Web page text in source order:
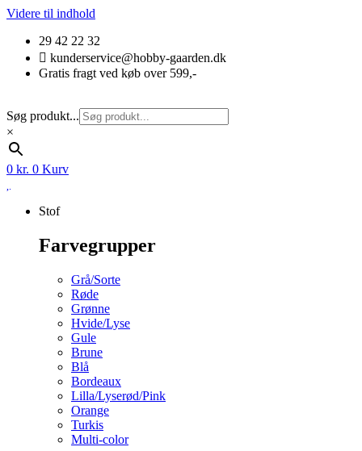
Videre til indhold
29 42 22 32
kunderservice@hobby-gaarden.dk
Gratis fragt ved køb over 599,-
Søg produkt...
×
0 kr. 0 Kurv
Stof
Farvegrupper
Grå/Sorte
Røde
Grønne
Hvide/Lyse
Gule
Brune
Blå
Bordeaux
Lilla/Lyserød/Pink
Orange
Turkis
Multi-color